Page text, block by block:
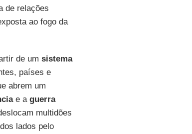
de relações
ao fogo da
de um sistema
países e
abrem um
e a guerra
multidões
lados pelo